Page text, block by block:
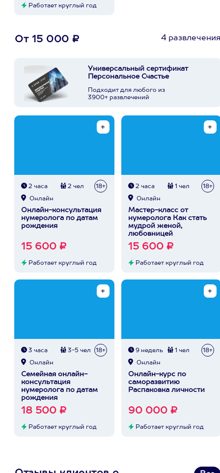
Работает круглый год
От 15 000 ₽ 4
Универсальный сертификат
Персональное Счастье
Подходит для любого из
3900+ развлечений
2 часа 2 чел 18+
Онлайн
Онлайн-консультация
нумеролога по датам
рождения
15 600 ₽
Работает круглый год
2 часа 1 чел 18+
Онлайн
Мастер-класс от
нумеролога Как стать
мудрой женой,
любовницей
15 600 ₽
Работает круглый год
3 часа 3-5 чел 18+
Онлайн
Семейная онлайн-
консультация
нумеролога по датам
рождения
18 500 ₽
Работает круглый год
9 недель 1 чел 18+
Онлайн
Онлайн-курс по
саморазвитию
Распаковка личности
90 000 ₽
Работает круглый год